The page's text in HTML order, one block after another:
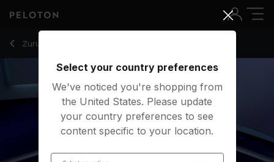
Zurück zu Ruderkurse
Zurück
10 Min HIIT Row with Descending Recovery - Alex Karwoski
Select your country preferences
We've noticed you're shopping from
the United States. Please update
your country preferences to see
content specific to your location.